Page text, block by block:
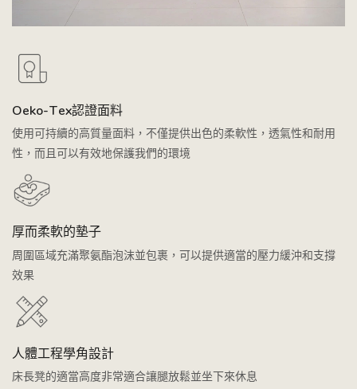
Oeko-Tex認證面料
使用可持續的高質量面料，不僅提供出色的柔軟性，透氣性和耐用
性，而且可以有效地保護我們的環境
厚而柔軟的墊子
周圍區域充滿聚氨酯泡沫並包裹，可以提供適當的壓力緩沖和支撐
效果
人體工程學角設計
床長凳的適當高度非常適合讓腿放鬆並坐下來休息